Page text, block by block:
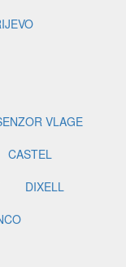
VLAGE
CASTEL
DIXELL